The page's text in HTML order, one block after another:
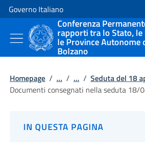
Vai al contenuto
Vai alla navigazione del sito
Governo Italiano
Conferenza
rapporti tra lo Stato, le
le Province Autonome
Bolzano
Homepage / ... / ... / Seduta del 18
Documenti consegnati nella seduta 18/
IN QUESTA PAGINA